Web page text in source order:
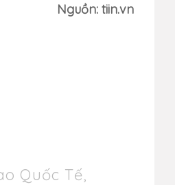
Nguồn: tiin.vn
Quốc Tế,